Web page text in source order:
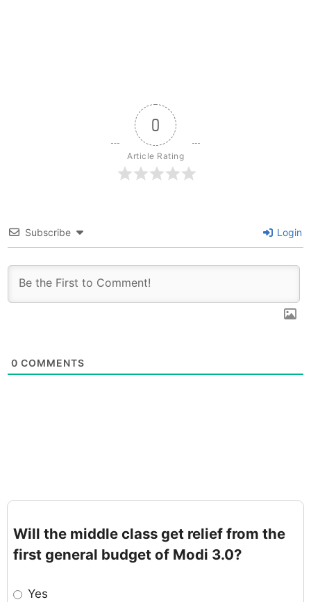
0
Article Rating
Subscribe Login
0 COMMENTS
Will the middle class get relief from the
first general budget of Modi 3.0?
Yes